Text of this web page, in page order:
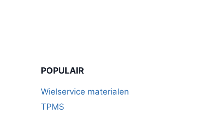
POPULAIR
Wielservice materialen
TPMS